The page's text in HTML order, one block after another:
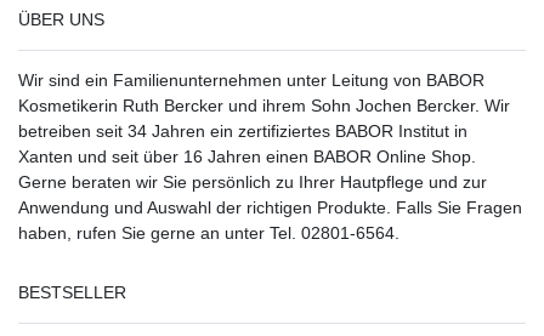
ÜBER UNS
Wir sind ein Familienunternehmen unter Leitung von BABOR
Kosmetikerin Ruth Bercker und ihrem Sohn Jochen Bercker. Wir
betreiben seit 34 Jahren ein zertifiziertes BABOR Institut in
Xanten und seit über 16 Jahren einen BABOR Online Shop.
Gerne beraten wir Sie persönlich zu Ihrer Hautpflege und zur
Anwendung und Auswahl der richtigen Produkte. Falls Sie Fragen
haben, rufen Sie gerne an unter Tel. 02801-6564.
BESTSELLER